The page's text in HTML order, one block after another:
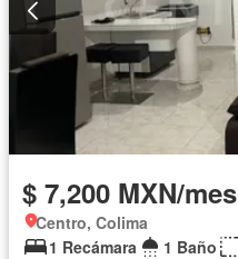
$ 7,200 MXN/mes
Centro, Colima
1 Recámara
1 Baño